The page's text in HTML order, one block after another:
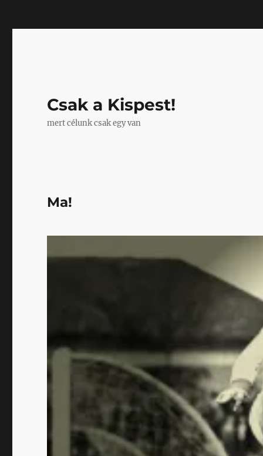
Csak a Kispest!
mert célunk csak egy van
Ma!